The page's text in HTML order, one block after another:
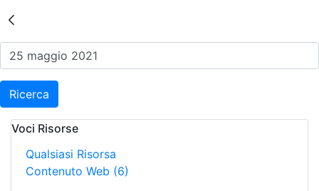
Risultati della Ricerca -
Ricerca
Voci Risorse
Qualsiasi Risorsa
Contenuto Web (6)